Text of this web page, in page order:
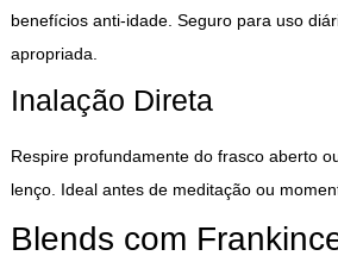
benefícios anti-idade. Seguro para uso
apropriada.
Inalação Direta
Respire profundamente do frasco aberto
lenço. Ideal antes de meditação ou
Blends com